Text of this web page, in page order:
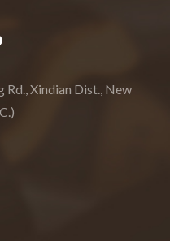
Rd., Xindian Dist., New